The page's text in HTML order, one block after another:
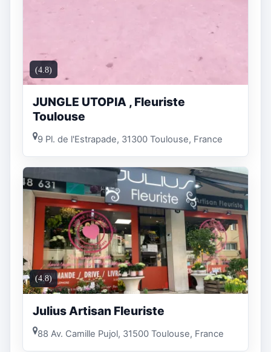
(4.8)
JUNGLE UTOPIA , Fleuriste
Toulouse
9 Pl. de l'Estrapade, 31300 Toulouse, France
(4.8)
Julius Artisan Fleuriste
88 Av. Camille Pujol, 31500 Toulouse, France